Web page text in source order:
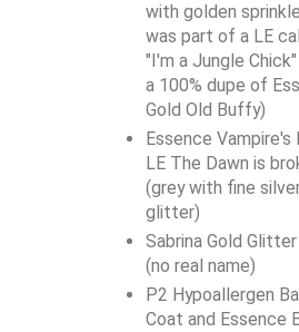
with golden
was part of a LE
"I'm a Jungle
a 100% dupe of
Gold Old Buffy)
Essence Vampire's
LE The Dawn is
(grey with fine
glitter)
Sabrina Gold
(no real name)
P2 Hypoallergen
Coat and Essence